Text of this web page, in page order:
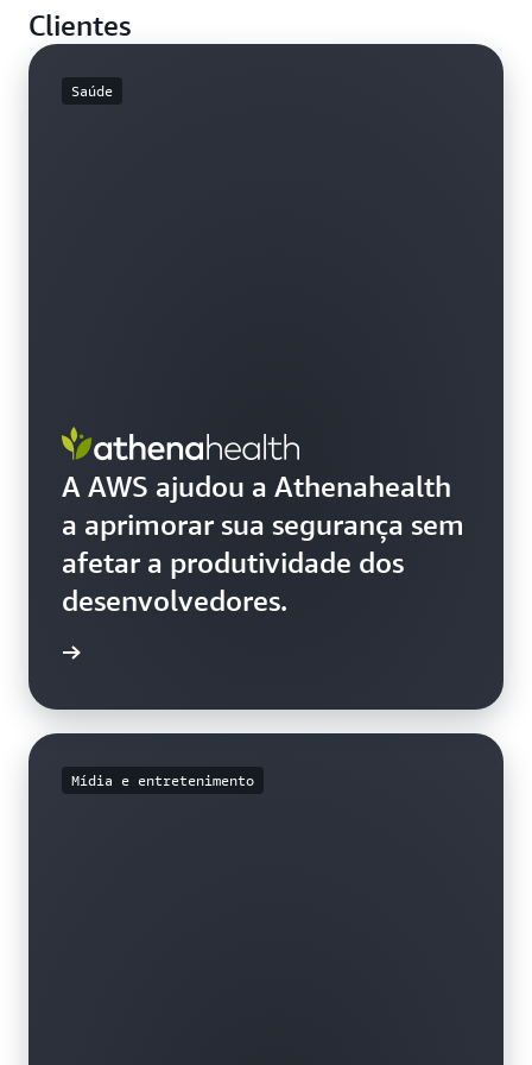
corrigir e proteger rapidamente seu ambiente da
AWS, praticamente em tempo real.
Clientes
Saúde
A AWS ajudou a Athenahealth
a aprimorar sua segurança sem
afetar a produtividade dos
desenvolvedores.
Mídia e entretenimento